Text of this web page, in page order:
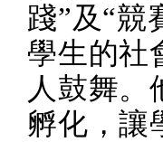
踐”及“競
學生的社
人鼓舞。
孵化，讓